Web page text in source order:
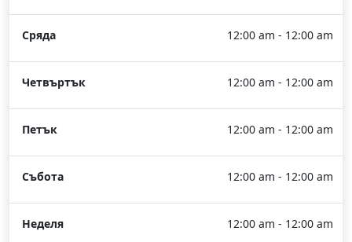
Сряда 12:00 am - 12:00 am
Четвъртък 12:00 am - 12:00 am
Петък 12:00 am - 12:00 am
Събота 12:00 am - 12:00 am
Неделя 12:00 am - 12:00 am